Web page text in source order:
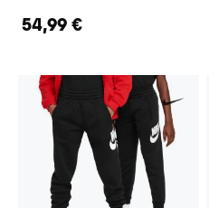
54,99 €